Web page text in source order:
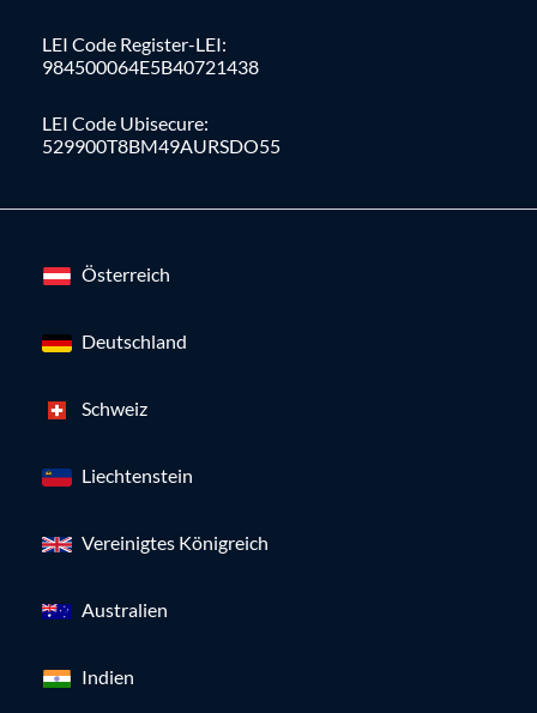
LEI Code Register-LEI:
984500064E5B40721438
LEI Code Ubisecure:
529900T8BM49AURSDO55
Österreich
Deutschland
Schweiz
Liechtenstein
Vereinigtes Königreich
Australien
Indien